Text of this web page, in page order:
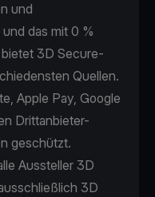
und
das mit 0 %
3D Secure-
Quellen.
Apple Pay, Google
Drittanbieter-
geschützt.
Aussteller 3D
3D